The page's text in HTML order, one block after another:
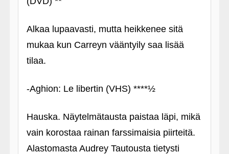
Alkaa lupaavasti, mutta heikkenee sitä
mukaa kun Carreyn vääntyily saa lisää
tilaa.
‑Aghion: Le libertin (VHS) ****½
Hauska. Näytelmätausta paistaa läpi, mikä
vain korostaa rainan farssimaisia piirteitä.
Alastomasta Audrey Tautousta tietysti